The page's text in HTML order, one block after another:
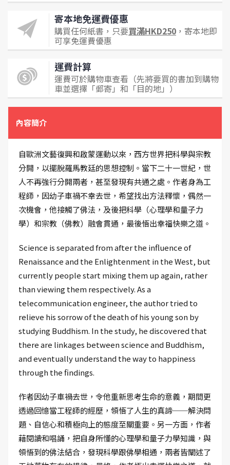
寄本地免運費優惠
購買任何紙書，只要買滿HKD250 ，寄本地即
可享免運費優惠
運費計算
運費可於購物車查看（先將要買的書加到購物
車並選擇「郵寄」和「目的地」）
內容簡介
自歐洲文藝復興和啟蒙運動以來，西方世界把科學與宗教
分開，以擺脫羅馬教廷的思想控制。當下二十一世紀，世
人不再強行分開兩者，甚至發現有共通之處。作者身為工
程師，因幼子車禍不幸去世，希望找出方法釋懷，偶然一
次機會，他接觸了佛法，及後把科學（心理學和量子力
學）和宗教（佛教）融會貫通，最後悟出幸福快樂之道。
Science is separated from after the influence of
Renaissance and the Enlightenment in the West, but
currently people start mixing them up again, rather
than viewing them respectively. As a
telecommunication engineer, the author tried to
relieve his sorrow of the death of his young son by
studying Buddhism. In the study, he discovered that
there are linkages between science and Buddhism,
and eventually understand the way to happiness
through the findings.
作者因幼子車禍去世，令他重新思考生命的意義，期間更
透過回憶當工程師的經歷，領悟了人生的真諦──解決問
題、自信心和積極向上的態度至關重要。另一方面，作者
藉閱讀和唱誦，把自身所懂的心理學和量子力學知識，與
領悟到的佛法結合，發現科學跟佛學相通，兩者皆闡述了